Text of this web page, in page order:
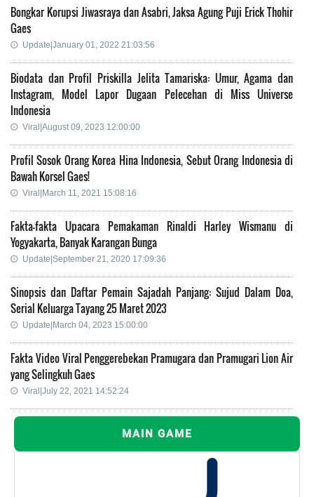
Bongkar Korupsi Jiwasraya dan Asabri, Jaksa Agung Puji Erick Thohir
Gaes
Update|January 01, 2022 21:03:56
Biodata dan Profil Priskilla Jelita Tamariska: Umur, Agama dan
Instagram, Model Lapor Dugaan Pelecehan di Miss Universe
Indonesia
Viral|August 09, 2023 12:00:00
Profil Sosok Orang Korea Hina Indonesia, Sebut Orang Indonesia di
Bawah Korsel Gaes!
Viral|March 11, 2021 15:08:16
Fakta-fakta Upacara Pemakaman Rinaldi Harley Wismanu di
Yogyakarta, Banyak Karangan Bunga
Update|September 21, 2020 17:09:36
Sinopsis dan Daftar Pemain Sajadah Panjang: Sujud Dalam Doa,
Serial Keluarga Tayang 25 Maret 2023
Update|March 04, 2023 15:00:00
Fakta Video Viral Penggerebekan Pramugara dan Pramugari Lion Air
yang Selingkuh Gaes
Viral|July 22, 2021 14:52:24
MAIN GAME